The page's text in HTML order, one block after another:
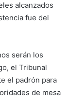
alcanzados
fue del
serán los
el Tribunal
el padrón para
de mesa